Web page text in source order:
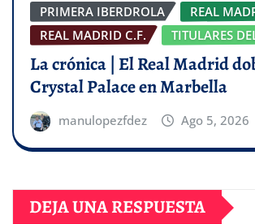
PRIMERA IBERDROLA
REAL
REAL MADRID C.F.
TITULARES
La crónica | El Real Madrid
Crystal Palace en Marbella
manulopezfdez Ago 5, 2026
DEJA UNA RESPUESTA